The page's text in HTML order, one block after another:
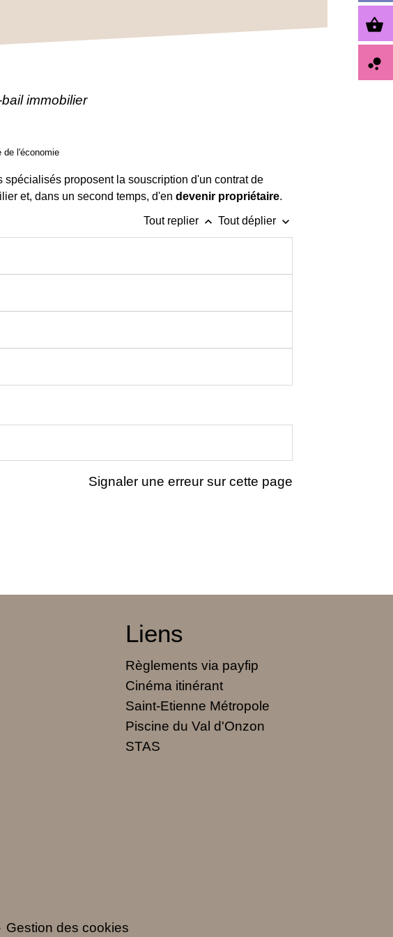
immobilier
de l'économie
proposent la souscription d'un contrat de
et, dans un second temps, d'endevenir propriétaire.
Tout replier keyboard_arrow_up Tout déplier keyboard_arrow_down
Signaler une erreur sur cette page
shopping_basket
bubble_chart
Liens
Règlements via payfip
Cinéma itinérant
Saint-Etienne Métropole
Piscine du Val d'Onzon
STAS
Gestion des cookies